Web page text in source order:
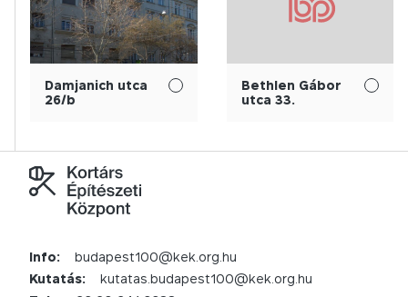
Damjanich utca
26/b
Bethlen Gábor
utca 33.
Info:
budapest100@kek.org.hu
Kutatás:
kutatas.budapest100@kek.org.hu